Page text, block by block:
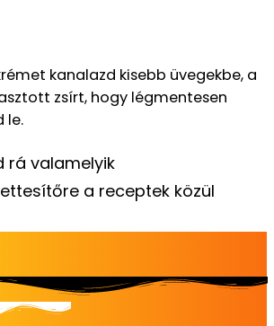
kanalazd kisebb üvegekbe, a
zsírt, hogy légmentesen
le.
rá valamelyik
a receptek közül